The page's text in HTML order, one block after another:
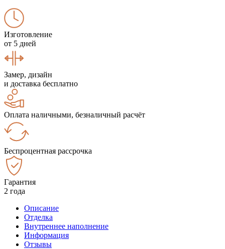
Изготовление
от 5 дней
Замер, дизайн
и доставка бесплатно
Оплата наличными, безналичный расчёт
Беспроцентная рассрочка
Гарантия
2 года
Описание
Отделка
Внутреннее наполнение
Информация
Отзывы